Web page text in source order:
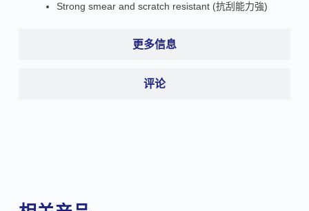
更多信息
评论
Strong smear and scratch resistant (抗刮能力強)